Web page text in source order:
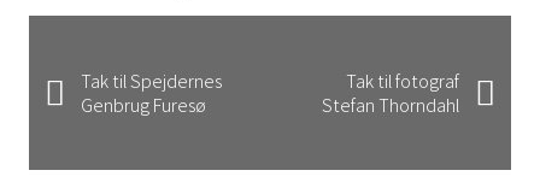
Tak til Spejdernes
Genbrug Furesø
Tak til fotograf
Stefan Thorndahl